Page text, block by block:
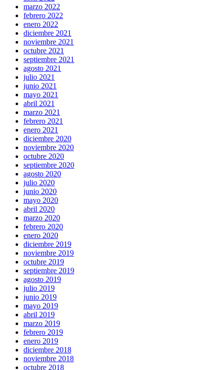
marzo 2022
febrero 2022
enero 2022
diciembre 2021
noviembre 2021
octubre 2021
septiembre 2021
agosto 2021
julio 2021
junio 2021
mayo 2021
abril 2021
marzo 2021
febrero 2021
enero 2021
diciembre 2020
noviembre 2020
octubre 2020
septiembre 2020
agosto 2020
julio 2020
junio 2020
mayo 2020
abril 2020
marzo 2020
febrero 2020
enero 2020
diciembre 2019
noviembre 2019
octubre 2019
septiembre 2019
agosto 2019
julio 2019
junio 2019
mayo 2019
abril 2019
marzo 2019
febrero 2019
enero 2019
diciembre 2018
noviembre 2018
octubre 2018